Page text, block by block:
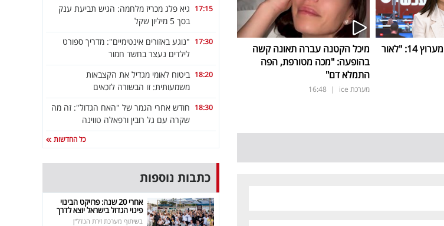
מגי טביבי נפרדת מערוץ 14: "לאור
מיכל הקטנה עברה תאונה קשה
בהופעה: "מכה מטורפת, הפה
התמלא דם"
מערכת ice |
16:48
17:15 גיא פלג מכריז מלחמה: הגיש תביעת ענק
בסך 5 מיליון שקל
17:30 "נוגע באזורים אינטימיים": מדריך ספורט
לילדים נעצר בחשד חמור
18:20 ביטוח לאומי מגדיל את הקצבאות
משמעותית: זו הבשורה לזכאים
18:30 חודש אחרי הגמר של "האח הגדול": זה מה
שקרה עם גל רובין ורפאלה טווינה
כל החדשות
כתבות נוספות
אחרי 20 שנה: פרויקט הבינוי
פינוי הגדול בישראל יוצא לדרך
בשיתוף מערכת זירת הנדל"ן